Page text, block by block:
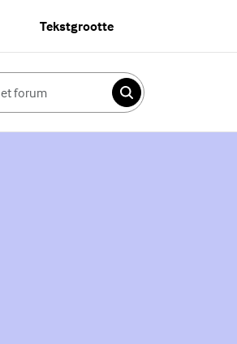
Tekstgrootte
Zoeken